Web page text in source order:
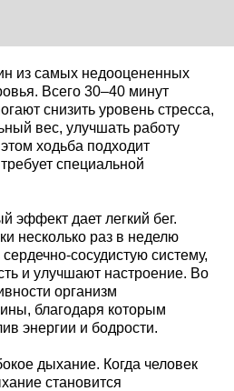
из самых недооцененных
Всего 30–40 минут
снизить уровень стресса,
вес, улучшать работу
ходьба подходит
специальной
дает легкий бег.
несколько раз в неделю
сосудистую систему,
и улучшают настроение. Во
организм
благодаря которым
энергии и бодрости.
дыхание. Когда человек
становится